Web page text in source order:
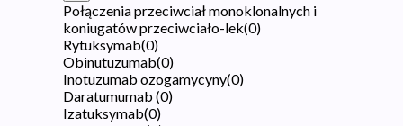
Połączenia przeciwciał monoklonalnych i
koniugatów przeciwciało-lek(0)
Rytuksymab(0)
Obinutuzumab(0)
Inotuzumab ozogamycyny(0)
Daratumumab (0)
Izatuksymab(0)